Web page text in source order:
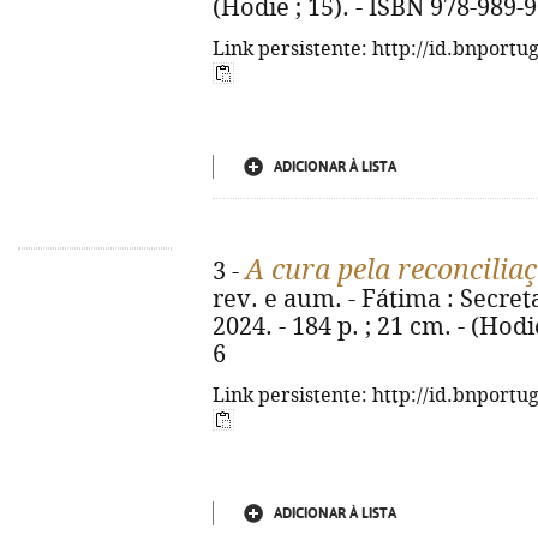
(Hodie ; 15). - ISBN 978-989-
Link persistente: http://
ADICIONAR À LISTA
3 -A cura pela
rev. e aum. - Fátima :
2024. - 184 p. ; 21 cm. -
6
Link persistente: http://
ADICIONAR À LISTA